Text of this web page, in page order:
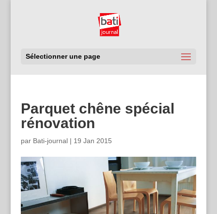
Sélectionner une page
Parquet chêne spécial
rénovation
par Bati-journal| 19 Jan 2015